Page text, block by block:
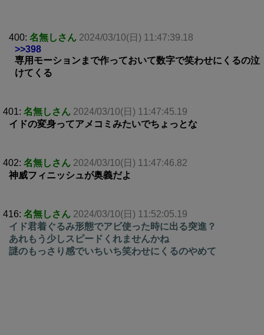
400: 名無しさん 2024/03/10(日) 11:47:39.18
>>398
専用モーションまで作っておいて数字で笑わせにくるの泣
けてくる
401: 名無しさん 2024/03/10(日) 11:47:45.19
イドの変身ってアメコミみたいでちょっとな
402: 名無しさん 2024/03/10(日) 11:47:46.82
神威フィニッシュが奥義だよ
416: 名無しさん 2024/03/10(日) 11:52:05.19
イド君着ぐるみ形態でアビ使った時に出る突進？
あれもう少しスピードくれませんかね
謎のもっさり感でいちいち笑わせにくるのやめて